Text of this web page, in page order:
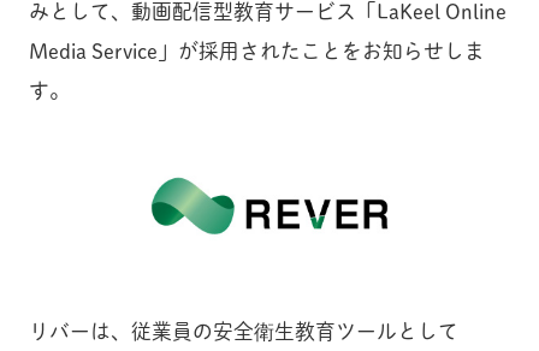
みとして、動画配信型教育サービス「LaKeel Online
Media Service」が採用されたことをお知らせしま
す。
リバーは、従業員の安全衛生教育ツールとして